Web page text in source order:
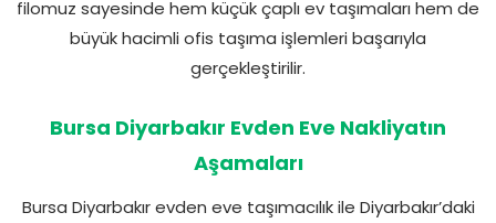
filomuz sayesinde hem küçük çaplı ev taşımaları hem de
büyük hacimli ofis taşıma işlemleri başarıyla
gerçekleştirilir.
Bursa Diyarbakır Evden Eve Nakliyatın
Aşamaları
Bursa Diyarbakır evden eve taşımacılık ile Diyarbakır’daki